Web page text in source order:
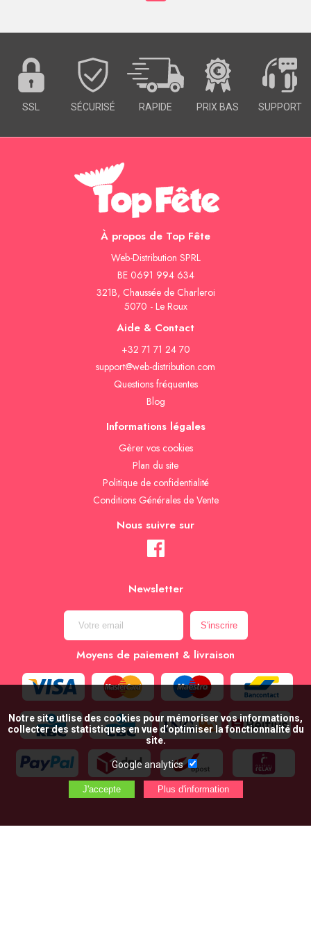
SSL SÉCURISÉ RAPIDE PRIX BAS SUPPORT
À propos de Top Fête
Web-Distribution SPRL
BE 0691 994 634
321B, Chaussée de Charleroi
5070 - Le Roux
Aide & Contact
+32 71 71 24 70
support@web-distribution.com
Questions fréquentes
Blog
Informations légales
Gèrer vos cookies
Plan du site
Politique de confidentialité
Conditions Générales de Vente
Nous suivre sur
Newsletter
Moyens de paiement & livraison
Notre site utlise des cookies pour mémoriser vos informations,
collecter des statistiques en vue d’optimiser la fonctionnalité du
site.
Google analytics